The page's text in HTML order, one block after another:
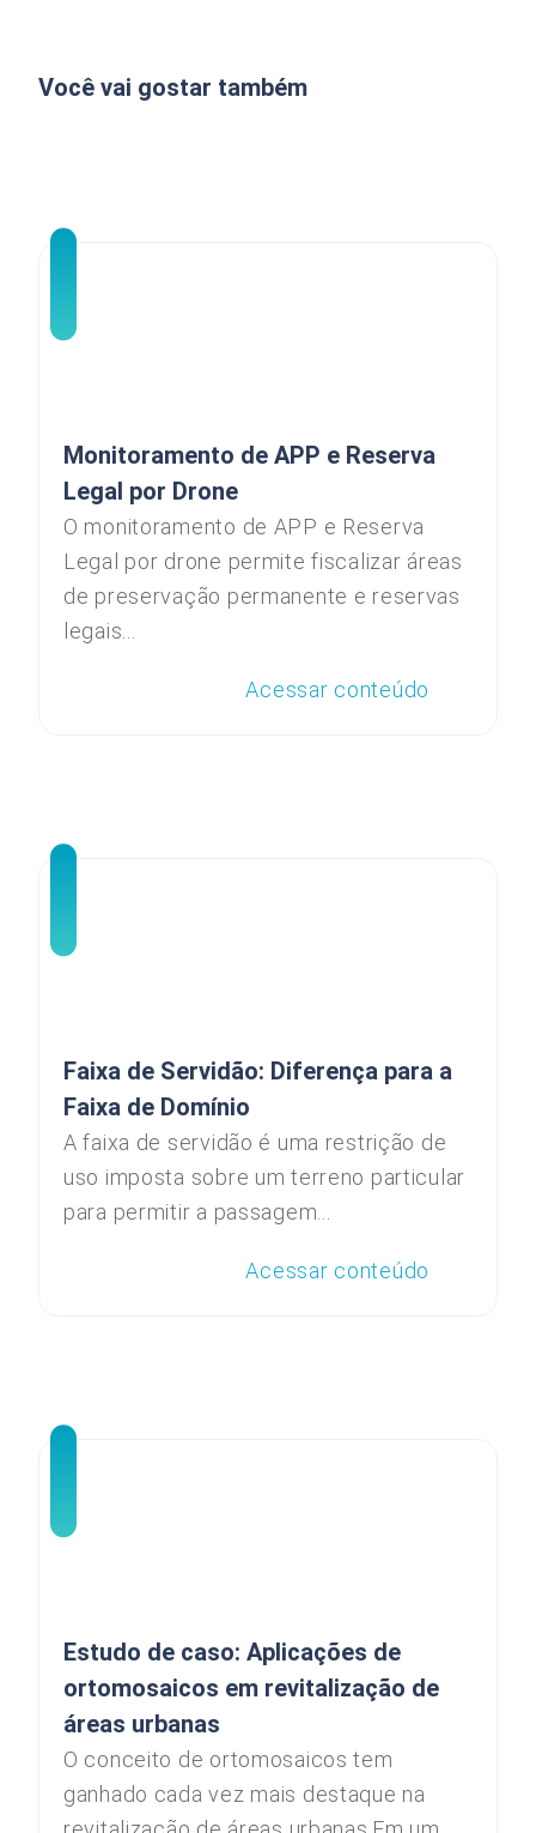
Você vai gostar também
Monitoramento de APP e Reserva
Legal por Drone
O monitoramento de APP e Reserva
Legal por drone permite fiscalizar áreas
de preservação permanente e reservas
legais...
Acessar conteúdo
Faixa de Servidão: Diferença para a
Faixa de Domínio
A faixa de servidão é uma restrição de
uso imposta sobre um terreno particular
para permitir a passagem...
Acessar conteúdo
Estudo de caso: Aplicações de
ortomosaicos em revitalização de
áreas urbanas
O conceito de ortomosaicos tem
ganhado cada vez mais destaque na